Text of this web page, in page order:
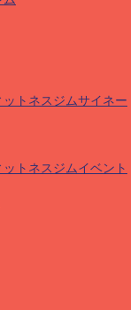
トネスジムサイネー
トネスジムイベント